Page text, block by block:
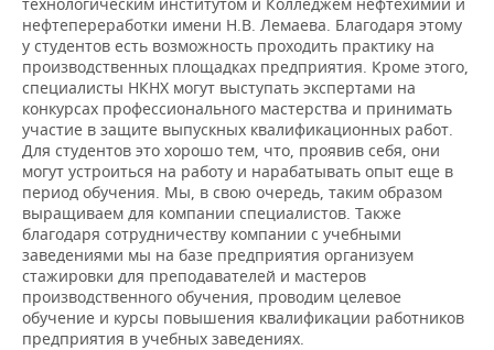
нефтепереработки имени Н.В. Лемаева. Благодаря этому
у студентов есть возможность проходить практику на
производственных площадках предприятия. Кроме этого,
специалисты НКНХ могут выступать экспертами на
конкурсах профессионального мастерства и принимать
участие в защите выпускных квалификационных работ.
Для студентов это хорошо тем, что, проявив себя, они
могут устроиться на работу и нарабатывать опыт еще в
период обучения. Мы, в свою очередь, таким образом
выращиваем для компании специалистов. Также
благодаря сотрудничеству компании с учебными
заведениями мы на базе предприятия организуем
стажировки для преподавателей и мастеров
производственного обучения, проводим целевое
обучение и курсы повышения квалификации работников
предприятия в учебных заведениях.